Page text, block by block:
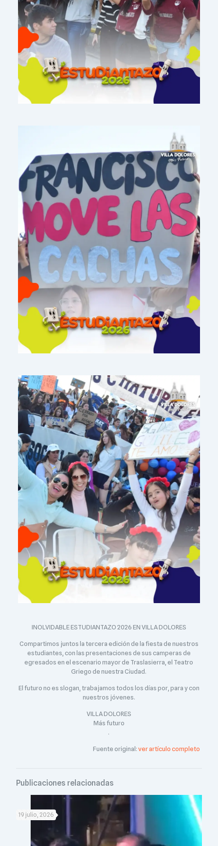
INOLVIDABLE ESTUDIANTAZO 2026 EN VILLA DOLORES
Compartimos juntos la tercera edición de la fiesta de nuestros
estudiantes, con las presentaciones de sus camperas de
egresados en el escenario mayor de Traslasierra, el Teatro
Griego de nuestra Ciudad.
El futuro no es slogan, trabajamos todos los días por, para y con
nuestros jóvenes.
VILLA DOLORES
Más futuro
.
Fuente original:ver artículo completo
Publicaciones relacionadas
19 julio, 2026